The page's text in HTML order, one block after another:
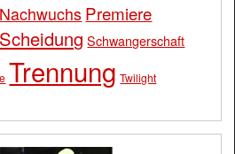
Nachwuchs Premiere
Scheidung Schwangerschaft
Trennung Twilight